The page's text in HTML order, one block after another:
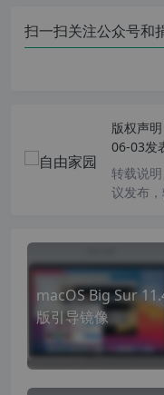
扫一扫关注公众号和
版权声明
06-03发
转载说明
议发布，
macOS Big Sur
版引导镜像